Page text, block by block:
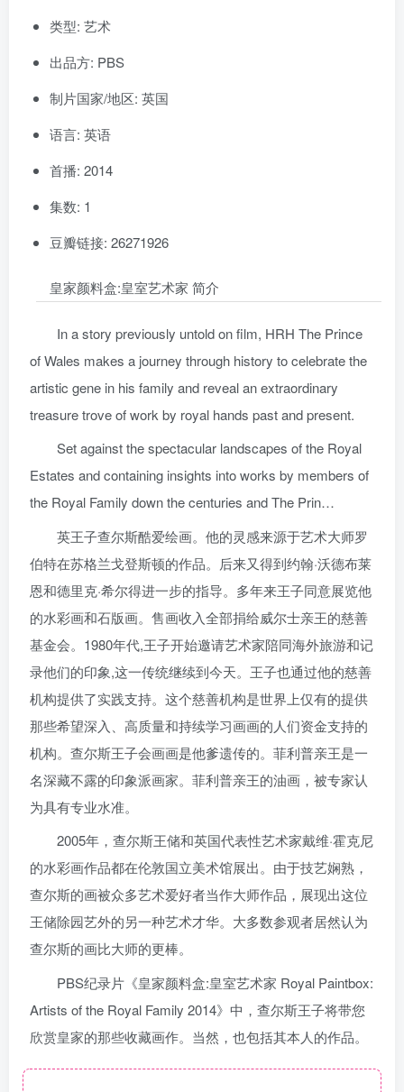
类型: 艺术
出品方: PBS
制片国家/地区: 英国
语言: 英语
首播: 2014
集数: 1
豆瓣链接: 26271926
皇家颜料盒:皇室艺术家 简介
In a story previously untold on film, HRH The Prince
of Wales makes a journey through history to celebrate the
artistic gene in his family and reveal an extraordinary
treasure trove of work by royal hands past and present.
Set against the spectacular landscapes of the Royal
Estates and containing insights into works by members of
the Royal Family down the centuries and The Prin…
英王子查尔斯酷爱绘画。他的灵感来源于艺术大师罗
伯特在苏格兰戈登斯顿的作品。后来又得到约翰·沃德布莱
恩和德里克·希尔得进一步的指导。多年来王子同意展览他
的水彩画和石版画。售画收入全部捐给威尔士亲王的慈善
基金会。1980年代,王子开始邀请艺术家陪同海外旅游和记
录他们的印象,这一传统继续到今天。王子也通过他的慈善
机构提供了实践支持。这个慈善机构是世界上仅有的提供
那些希望深入、高质量和持续学习画画的人们资金支持的
机构。查尔斯王子会画画是他爹遗传的。菲利普亲王是一
名深藏不露的印象派画家。菲利普亲王的油画，被专家认
为具有专业水准。
2005年，查尔斯王储和英国代表性艺术家戴维·霍克尼
的水彩画作品都在伦敦国立美术馆展出。由于技艺娴熟，
查尔斯的画被众多艺术爱好者当作大师作品，展现出这位
王储除园艺外的另一种艺术才华。大多数参观者居然认为
查尔斯的画比大师的更棒。
PBS纪录片《皇家颜料盒:皇室艺术家 Royal Paintbox:
Artists of the Royal Family 2014》中，查尔斯王子将带您
欣赏皇家的那些收藏画作。当然，也包括其本人的作品。